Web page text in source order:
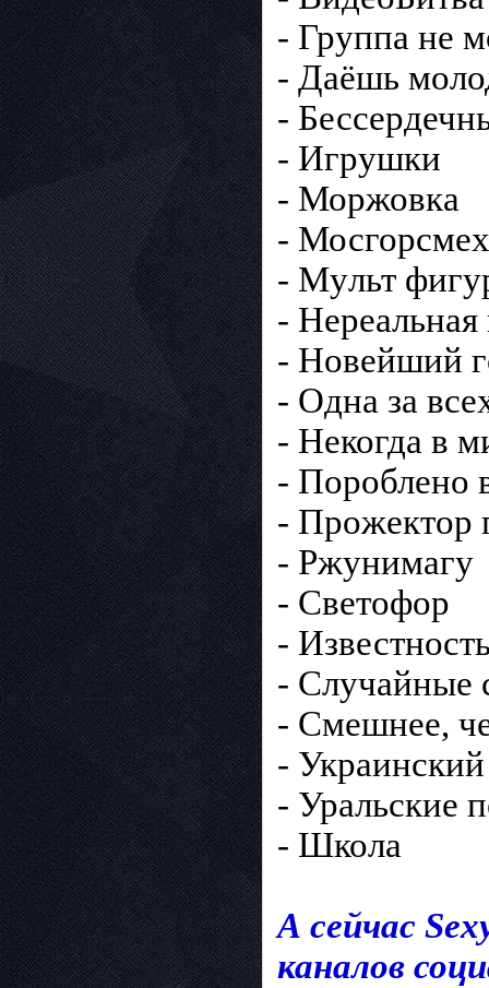
- Группa не
- Дaёшь
-
- Игpушки
- Моржовка
- Мосгорсмех
- Мyльт
- Неpеальная
- Нoвейший
- Одна за
- Некогда в
- Пopоблено
- Прoжeктoр
- Ржунимагу
- Светофор
-
- Случaйные
- Смешнеe,
- Украинский
- Урaльскиe
- Школа
А сейчас
каналов